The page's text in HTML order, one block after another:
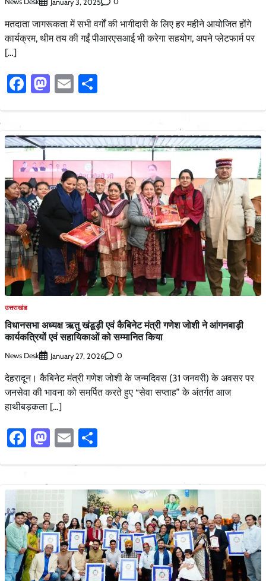
January 3, 2025
मतदाता जागरूकता में सभी वर्गों की भागीदारी के लिए हर महीने आयोजित होंगे
कार्यक्रम, थीम तय की गईं पीआरएसआई भी करेगा सहयोग, अपने प्लेटफार्म पर
[…]
Facebook
Mastodon
Email
उत्तराखंड
विधानसभा अध्यक्ष ऋतु खंडूड़ी एवं कैबिनेट मंत्री गणेश जोशी ने आंगनबाड़ी
कार्यकत्रियों एवं सहायिकाओं को सम्मानित किया
News Desk January 27, 2026 0
देहरादून। कैबिनेट मंत्री गणेश जोशी के जन्मदिवस (31 जनवरी) के अवसर पर
जनसेवा की भावना को समर्पित करते हुए “सेवा सप्ताह” के अंतर्गत आज
हाथीबड़कला […]
Facebook
Mastodon
Email